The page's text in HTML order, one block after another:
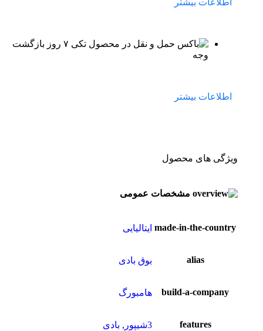
۷ روز بازگشت
وجه
اطلاعات بیشتر
ویژگی های محصول
مشخصات عمومی
made-in-the-country ایتالیایی
alias بوق بادی
build-a-company هامبورگ
features 3شیپور , بادی